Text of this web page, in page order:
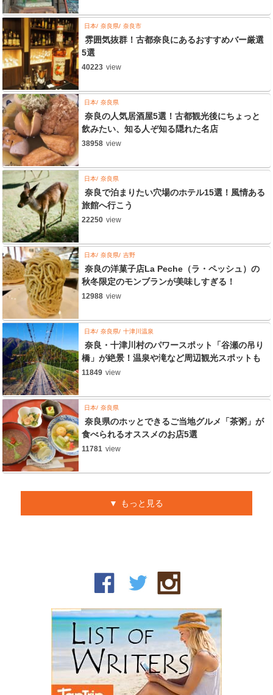
日本 奈良県 奈良市
雰囲気抜群！古都奈良にあるおすすめバー厳選
5選
40223 view
日本 奈良県
奈良の人気居酒屋5選！古都観光後にちょっと
飲みたい、知る人ぞ知る隠れた名店
38958 view
日本 奈良県
奈良で泊まりたい穴場のホテル15選！風情ある
旅館へ行こう
22250 view
日本 奈良県 吉野
奈良の洋菓子店La Peche（ラ・ペッシュ）の
秋冬限定のモンブランが美味しすぎる！
12988 view
日本 奈良県 十津川温泉
奈良・十津川村のパワースポット「谷瀬の吊り
橋」が絶景！温泉や滝など周辺観光スポットも
11849 view
日本 奈良県
奈良県のホッとできるご当地グルメ「茶粥」が
食べられるオススメのお店5選
11781 view
もっと見る